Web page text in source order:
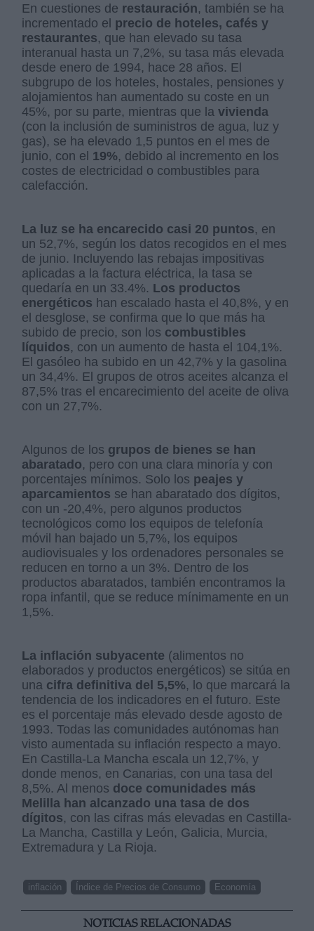
En cuestiones de restauración, también se ha
incrementado el precio de hoteles, cafés y
restaurantes, que han elevado su tasa
interanual hasta un 7,2%, su tasa más elevada
desde enero de 1994, hace 28 años. El
subgrupo de los hoteles, hostales, pensiones y
alojamientos han aumentado su coste en un
45%, por su parte, mientras que lavivienda
(con la inclusión de suministros de agua, luz y
gas), se ha elevado 1,5 puntos en el mes de
junio, con el 19%, debido al incremento en los
costes de electricidad o combustibles para
calefacción.
La luz se ha encarecido casi 20 puntos, en
un 52,7%, según los datos recogidos en el mes
de junio. Incluyendo las rebajas impositivas
aplicadas a la factura eléctrica, la tasa se
quedaría en un 33.4%. Los productos
energéticos han escalado hasta el 40,8%, y en
el desglose, se confirma que lo que más ha
subido de precio, son los combustibles
líquidos, con un aumento de hasta el 104,1%.
El gasóleo ha subido en un 42,7% y la gasolina
un 34,4%. El grupos de otros aceites alcanza el
87,5% tras el encarecimiento del aceite de oliva
con un 27,7%.
Algunos de los grupos de bienes se han
abaratado, pero con una clara minoría y con
porcentajes mínimos. Solo los peajes y
aparcamientos se han abaratado dos dígitos,
con un -20,4%, pero algunos productos
tecnológicos como los equipos de telefonía
móvil han bajado un 5,7%, los equipos
audiovisuales y los ordenadores personales se
reducen en torno a un 3%. Dentro de los
productos abaratados, también encontramos la
ropa infantil, que se reduce mínimamente en un
1,5%.
La inflación subyacente (alimentos no
elaborados y productos energéticos) se sitúa en
una cifra definitiva del 5,5%, lo que marcará la
tendencia de los indicadores en el futuro. Este
es el porcentaje más elevado desde agosto de
1993. Todas las comunidades autónomas han
visto aumentada su inflación respecto a mayo.
En Castilla-La Mancha escala un 12,7%, y
donde menos, en Canarias, con una tasa del
8,5%. Al menos doce comunidades más
Melilla han alcanzado una tasa de dos
dígitos, con las cifras más elevadas en Castilla-
La Mancha, Castilla y León, Galicia, Murcia,
Extremadura y La Rioja.
inflación Índice de Precios de Consumo Economía
NOTICIAS RELACIONADAS